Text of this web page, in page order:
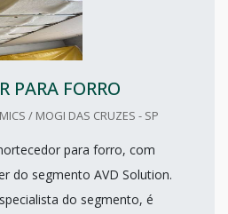
PARA FORRO
/ MOGI DAS CRUZES - SP
para forro, com
do segmento AVD Solution.
do segmento, é